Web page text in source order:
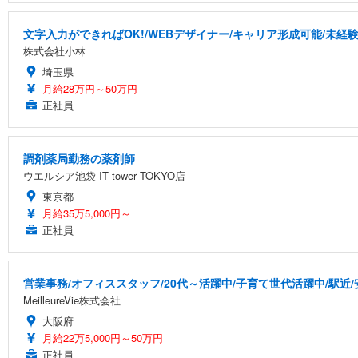
文字入力ができればOK!/WEBデザイナー/キャリア形成可能/未経
株式会社小林
埼玉県
月給28万円～50万円
正社員
調剤薬局勤務の薬剤師
ウエルシア池袋 IT tower TOKYO店
東京都
月給35万5,000円～
正社員
営業事務/オフィススタッフ/20代～活躍中/子育て世代活躍中/駅近/
MeilleureVie株式会社
大阪府
月給22万5,000円～50万円
正社員